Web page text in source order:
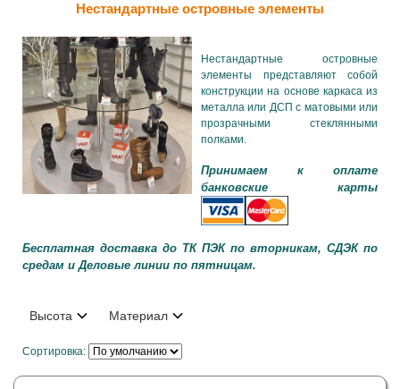
Нестандартные островные элементы
Нестандартные островные
элементы представляют собой
конструкции на основе каркаса из
металла или ДСП с матовыми или
прозрачными стеклянными
полками.
Принимаем к оплате
банковские карты
Бесплатная доставка до ТК ПЭК по вторникам, СДЭК по
средам и Деловые линии по пятницам.
Высота Материал
Сортировка: